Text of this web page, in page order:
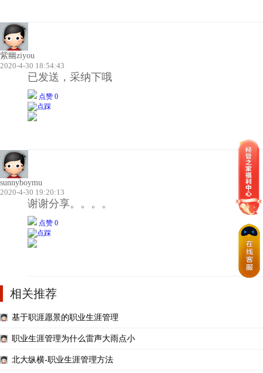
紫幽ziyou
2020-4-30 18:54:43
已发送，采纳下哦
点赞 0
sunnyboymu
2020-4-30 19:20:13
谢谢分享。。。。
点赞 0
相关推荐
基于职涯愿景的职业生涯管理
职业生涯管理为什么雷声大雨点小
北大纵横-职业生涯管理方法